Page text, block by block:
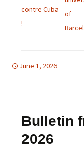
contre Cuba
!
of
June 1, 2026
Bulletin
2026